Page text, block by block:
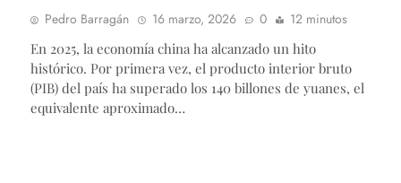
Pedro Barragán 16 marzo, 2026 0
12 minutos
En 2025, la economía china ha alcanzado un hito
histórico. Por primera vez, el producto interior bruto
(PIB) del país ha superado los 140 billones de yuanes, el
equivalente aproximado…